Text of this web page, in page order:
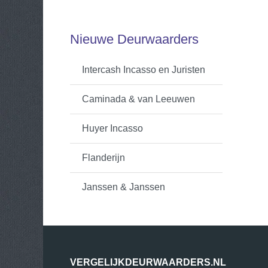
Nieuwe Deurwaarders
Intercash Incasso en Juristen
Caminada & van Leeuwen
Huyer Incasso
Flanderijn
Janssen & Janssen
VERGELIJKDEURWAARDERS.NL